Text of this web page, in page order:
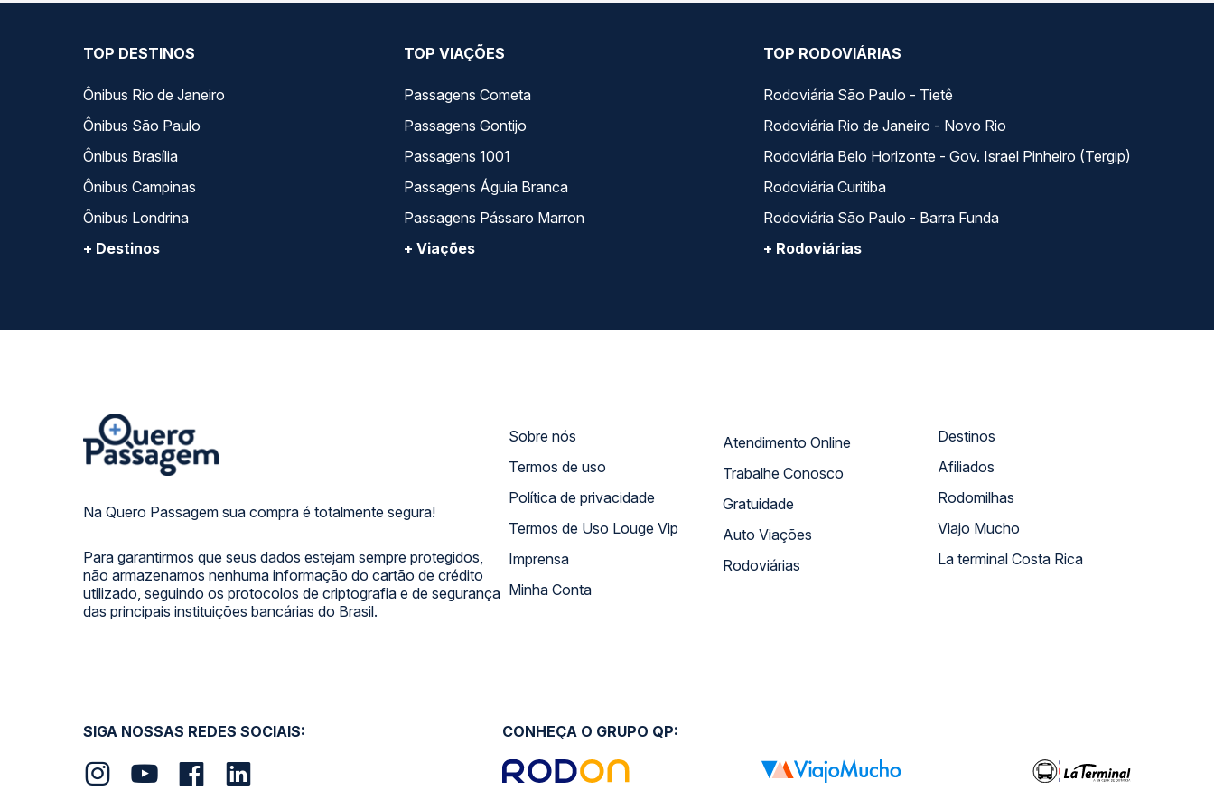
TOP DESTINOS
Ônibus Rio de Janeiro
Ônibus São Paulo
Ônibus Brasília
Ônibus Campinas
Ônibus Londrina
+ Destinos
TOP VIAÇÕES
Passagens Cometa
Passagens Gontijo
Passagens 1001
Passagens Águia Branca
Passagens Pássaro Marron
+ Viações
TOP RODOVIÁRIAS
Rodoviária São Paulo - Tietê
Rodoviária Rio de Janeiro - Novo Rio
Rodoviária Belo Horizonte - Gov. Israel Pinheiro (Tergip)
Rodoviária Curitiba
Rodoviária São Paulo - Barra Funda
+ Rodoviárias
Na Quero Passagem sua compra é totalmente segura!
Para garantirmos que seus dados estejam sempre protegidos,
não armazenamos nenhuma informação do cartão de crédito
utilizado, seguindo os protocolos de criptografia e de segurança
das principais instituições bancárias do Brasil.
Sobre nós
Termos de uso
Política de privacidade
Termos de Uso Louge Vip
Imprensa
Minha Conta
Atendimento Online
Trabalhe Conosco
Gratuidade
Auto Viações
Rodoviárias
Destinos
Afiliados
Rodomilhas
Viajo Mucho
La terminal Costa Rica
SIGA NOSSAS REDES SOCIAIS: CONHEÇA O GRUPO QP: